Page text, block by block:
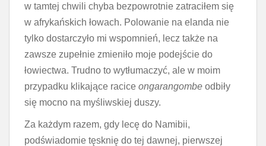
w tamtej chwili chyba bezpowrotnie zatraciłem się
w afrykańskich łowach. Polowanie na elanda nie
tylko dostarczyło mi wspomnień, lecz także na
zawsze zupełnie zmieniło moje podejście do
łowiectwa. Trudno to wytłumaczyć, ale w moim
przypadku klikające racice ongarangombe odbiły
się mocno na myśliwskiej duszy.
Za każdym razem, gdy lecę do Namibii,
podświadomie tęsknię do tej dawnej, pierwszej